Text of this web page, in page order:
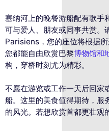
塞纳河上的晚餐游船配有歌手
可与爱人、朋友或同事共赏
Parisiens，您的座位将根据
您都能自由欣赏巴黎博物馆和
构，穿桥时刻尤为精彩。
不愿在游览或工作一天后回家
船。这里的美食值得期待，服
的风光。若想欣赏首都更壮观